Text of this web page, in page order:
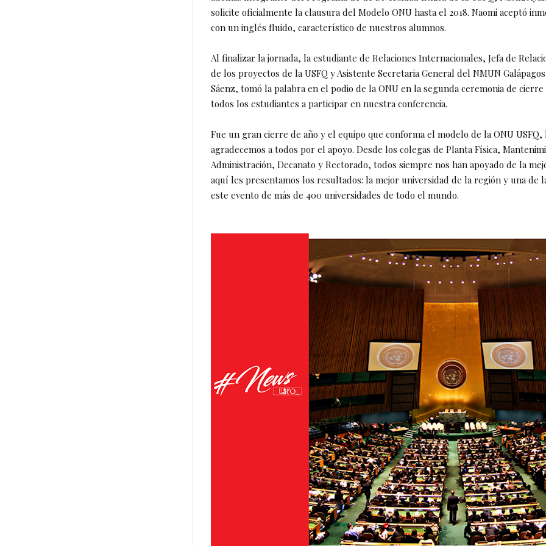
solicite oficialmente la clausura del Modelo ONU hasta el 2018. Naomi aceptó
con un inglés fluido, característico de nuestros alumnos.
Al finalizar la jornada, la estudiante de Relaciones Internacionales, Jefa de
de los proyectos de la USFQ y Asistente Secretaria General del NMUN
Sáenz, tomó la palabra en el podio de la ONU en la segunda ceremonia de cierre
todos los estudiantes a participar en nuestra conferencia.
Fue un gran cierre de año y el equipo que conforma el modelo de la ONU USFQ,
agradecemos a todos por el apoyo. Desde los colegas de Planta Física,
Administración, Decanato y Rectorado, todos siempre nos han apoyado de la
aquí les presentamos los resultados: la mejor universidad de la región y una de
este evento de más de 400 universidades de todo el mundo.